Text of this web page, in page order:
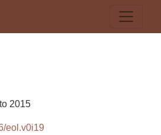
2015
eol.v0i19